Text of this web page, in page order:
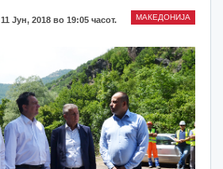
МАКЕДОНИЈА
11 Јун, 2018 во 19:05 часот.